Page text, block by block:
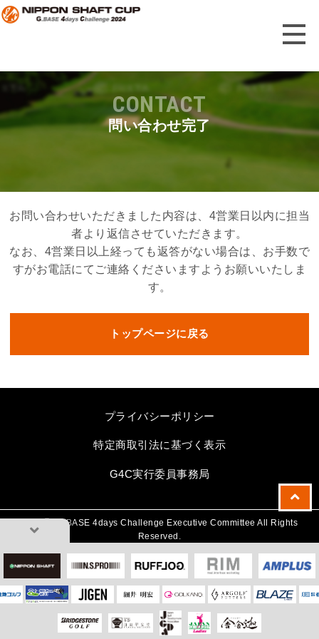
CONTACT
問い合わせ完了
お問い合わせいただきました内容は、4営業日以内に担当
者より返信させていただきます。
なお、4営業日以上経っても返答がない場合は、お手数で
すがお電話にてご連絡くださいますようお願いいたしま
す。
トップページに戻る
プライバシーポリシー
特定商取引法に基づく表示
G4C実行委員事務局
2024🄫 G_BASE 4days Challenge Executive Committee All Rights
Reserved.